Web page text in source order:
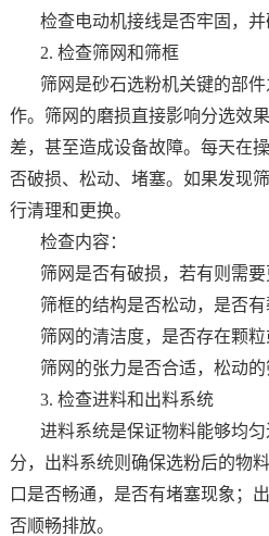
检查电动机接线是否牢固，并
2. 检查筛网和筛框
筛网是砂石选粉机关键的部
作。筛网的磨损直接影响分选效
差，甚至造成设备故障。每天在
否破损、松动、堵塞。如果发现
行清理和更换。
检查内容：
筛网是否有破损，若有则需要
筛框的结构是否松动，是否有
筛网的清洁度，是否存在颗粒
筛网的张力是否合适，松动的
3. 检查进料和出料系统
进料系统是保证物料能够均
分，出料系统则确保选粉后的物
口是否畅通，是否有堵塞现象；
否顺畅排放。